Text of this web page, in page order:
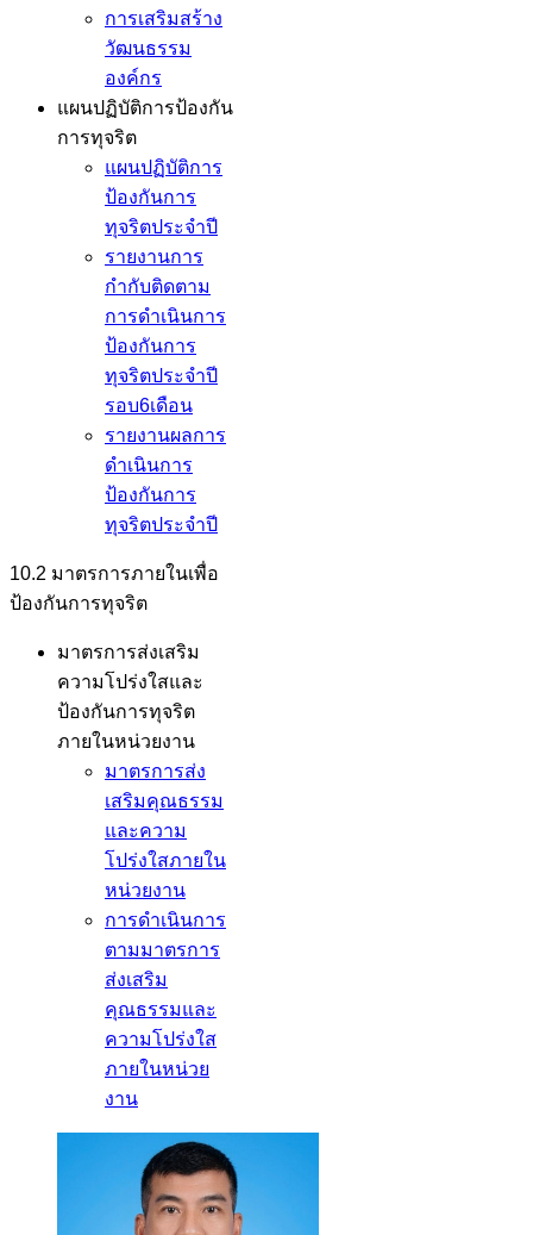
การเสริมสร้าง
วัฒนธรรม
องค์กร
แผนปฏิบัติการป้องกัน
การทุจริต
แผนปฏิบัติการ
ป้องกันการ
ทุจริตประจำปี
รายงานการ
กำกับติดตาม
การดำเนินการ
ป้องกันการ
ทุจริตประจำปี
รอบ6เดือน
รายงานผลการ
ดำเนินการ
ป้องกันการ
ทุจริตประจำปี
10.2 มาตรการภายในเพื่อ
ป้องกันการทุจริต
มาตรการส่งเสริม
ความโปร่งใสและ
ป้องกันการทุจริต
ภายในหน่วยงาน
มาตรการส่ง
เสริมคุณธรรม
และความ
โปร่งใสภายใน
หน่วยงาน
การดำเนินการ
ตามมาตรการ
ส่งเสริม
คุณธรรมและ
ความโปร่งใส
ภายในหน่วย
งาน